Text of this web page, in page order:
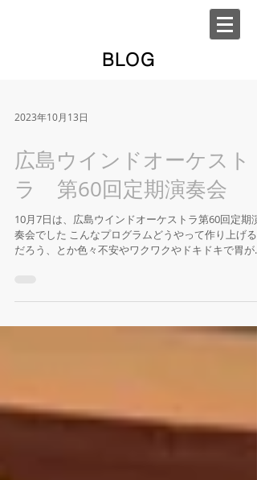
BLOG
2023年10月13日
広島ウインドオーケスト
ラ 第60回定期演奏会
10月7日は、広島ウインドオーケストラ第60回定期演
奏会でした こんなプログラムどうやって作り上げる
だろう、とか色々不安やワクワクやドキドキで胃が重